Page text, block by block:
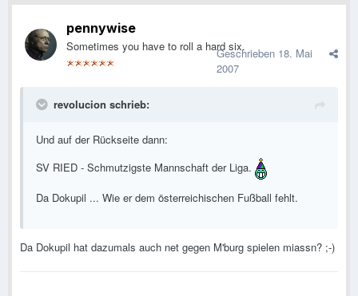
pennywise
Sometimes you have to roll a hard six.Geschrieben 18. Mai
2007
revolucion schrieb:
Und auf der Rückseite dann:
SV RIED - Schmutzigste Mannschaft der Liga.
Da Dokupil ... Wie er dem österreichischen Fußball fehlt.
Da Dokupil hat dazumals auch net gegen M'burg spielen miassn? ;-)